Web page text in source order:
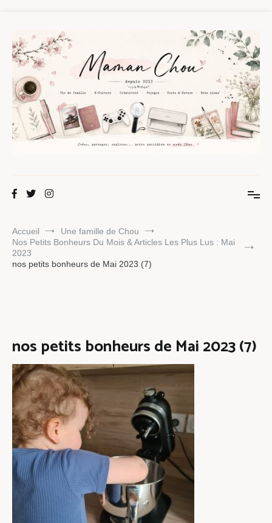
contenu
Maman Chou
Accueil
Une famille de Chou
Nos Petits Bonheurs Du Mois & Articles Les Plus Lus : Mai
2023
nos petits bonheurs de Mai 2023 (7)
nos petits bonheurs de Mai 2023 (7)